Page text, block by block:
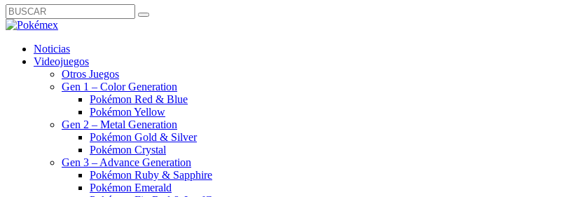
Noticias
Videojuegos
Otros Juegos
Gen 1 – Color Generation
Pokémon Red & Blue
Pokémon Yellow
Gen 2 – Metal Generation
Pokémon Gold & Silver
Pokémon Crystal
Gen 3 – Advance Generation
Pokémon Ruby & Sapphire
Pokémon Emerald